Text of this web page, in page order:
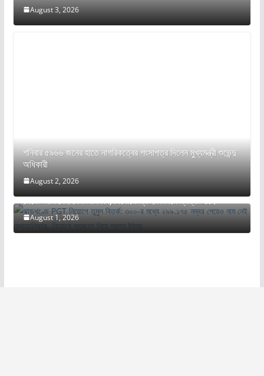
August 3, 2026
শনিবার ৫৯৬৬ জনের হাতে নাগরিকত্বের শংসাপত্র দিলেন মুখ্যমন্ত্রী শুভেন্দু
অধিকারী
August 2, 2026
ঝাড়খণ্ডে PGT নিয়োগে তুমুল বিতর্ক: ৩০০-র মধ্যে ২৯৯.১৭৫ নম্বর
পেয়েও নাম নেই মেধাতালিকায়, নিয়োগে স্বচ্ছতা নিয়ে প্রশ্ন উঠছে
August 1, 2026